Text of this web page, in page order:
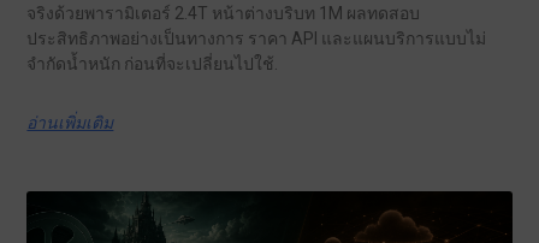
จริงด้วยพารามิเตอร์ 2.4T หน้าต่างบริบท 1M ผลทดสอบ
ประสิทธิภาพอย่างเป็นทางการ ราคา API และแผนบริการแบบไม่
จำกัดน้ำหนัก ก่อนที่จะเปลี่ยนไปใช้.
อ่านเพิ่มเติม